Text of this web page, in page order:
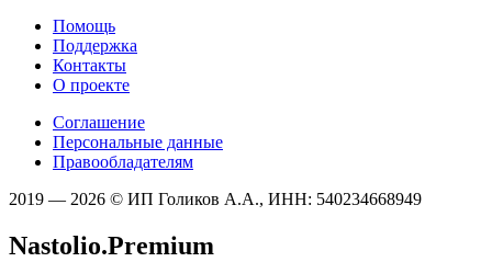
Помощь
Поддержка
Контакты
О проекте
Соглашение
Персональные данные
Правообладателям
2019 — 2026 © ИП Голиков А.А., ИНН: 540234668949
Nastolio.Premium